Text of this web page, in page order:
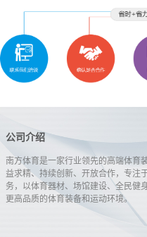
公司介绍
南方体育是一家行业领先的高端体育
益求精、持续创新、开放合作，专注
务，以体育器材、场馆建设、全民健
更高品质的体育装备和运动环境。